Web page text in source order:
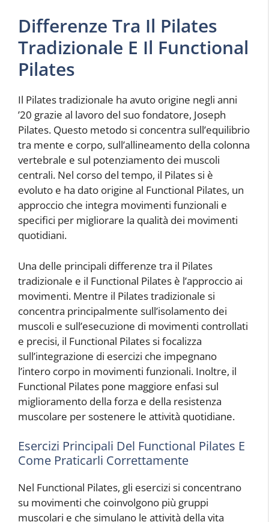
Differenze Tra Il Pilates
Tradizionale E Il Functional
Pilates
Il Pilates tradizionale ha avuto origine negli anni
’20 grazie al lavoro del suo fondatore, Joseph
Pilates. Questo metodo si concentra sull’equilibrio
tra mente e corpo, sull’allineamento della colonna
vertebrale e sul potenziamento dei muscoli
centrali. Nel corso del tempo, il Pilates si è
evoluto e ha dato origine al Functional Pilates, un
approccio che integra movimenti funzionali e
specifici per migliorare la qualità dei movimenti
quotidiani.
Una delle principali differenze tra il Pilates
tradizionale e il Functional Pilates è l’approccio ai
movimenti. Mentre il Pilates tradizionale si
concentra principalmente sull’isolamento dei
muscoli e sull’esecuzione di movimenti controllati
e precisi, il Functional Pilates si focalizza
sull’integrazione di esercizi che impegnano
l’intero corpo in movimenti funzionali. Inoltre, il
Functional Pilates pone maggiore enfasi sul
miglioramento della forza e della resistenza
muscolare per sostenere le attività quotidiane.
Esercizi Principali Del Functional Pilates E
Come Praticarli Correttamente
Nel Functional Pilates, gli esercizi si concentrano
su movimenti che coinvolgono più gruppi
muscolari e che simulano le attività della vita